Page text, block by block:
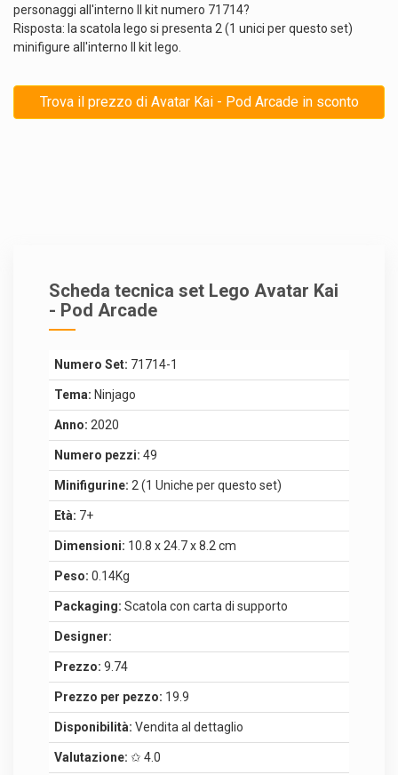
personaggi all'interno Il kit numero 71714?
Risposta: la scatola lego si presenta 2 (1 unici per questo set)
minifigure all'interno Il kit lego.
Trova il prezzo di Avatar Kai - Pod Arcade in sconto
Scheda tecnica set Lego Avatar Kai
- Pod Arcade
Numero Set: 71714-1
Tema: Ninjago
Anno: 2020
Numero pezzi: 49
Minifigurine: 2 (1 Uniche per questo set)
Età: 7+
Dimensioni: 10.8 x 24.7 x 8.2 cm
Peso: 0.14Kg
Packaging: Scatola con carta di supporto
Designer:
Prezzo: 9.74
Prezzo per pezzo: 19.9
Disponibilità: Vendita al dettaglio
Valutazione: ✩ 4.0